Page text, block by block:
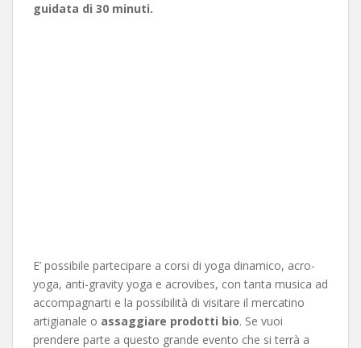
guidata di 30 minuti.
E’ possibile partecipare a corsi di yoga dinamico, acro-
yoga, anti-gravity yoga e acrovibes, con tanta musica ad
accompagnarti e la possibilità di visitare il mercatino
artigianale o assaggiare prodotti bio. Se vuoi
prendere parte a questo grande evento che si terrà a